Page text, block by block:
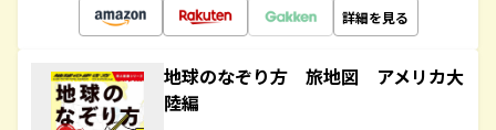
詳細を見る
地球のなぞり方 旅地図 アメリカ大
陸編